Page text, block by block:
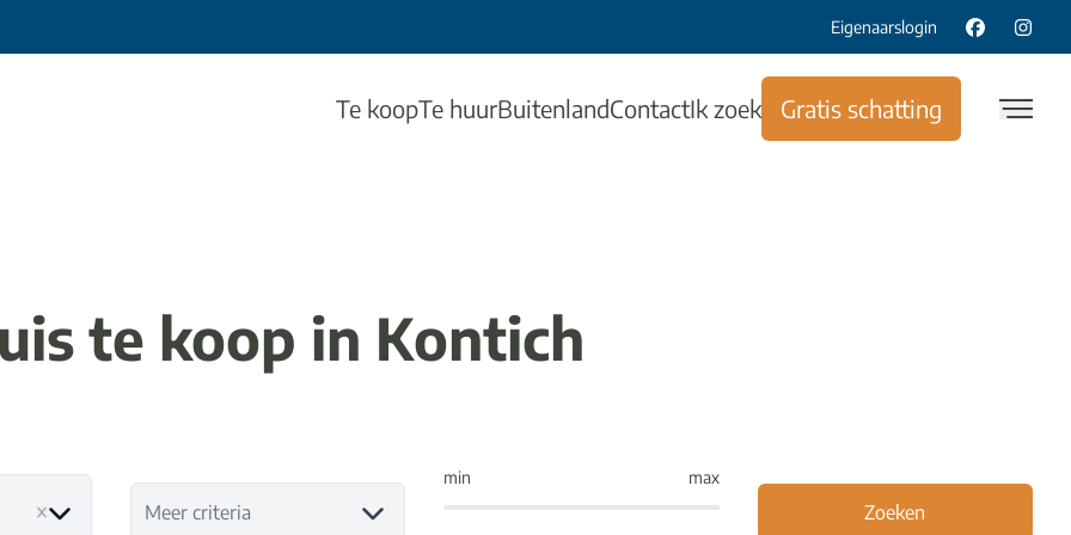
Eigenaarslogin
Te koopTe huurBuitenlandContactIk zoek Gratis schatting
te koop in Kontich
Meer criteria
min max
Zoeken